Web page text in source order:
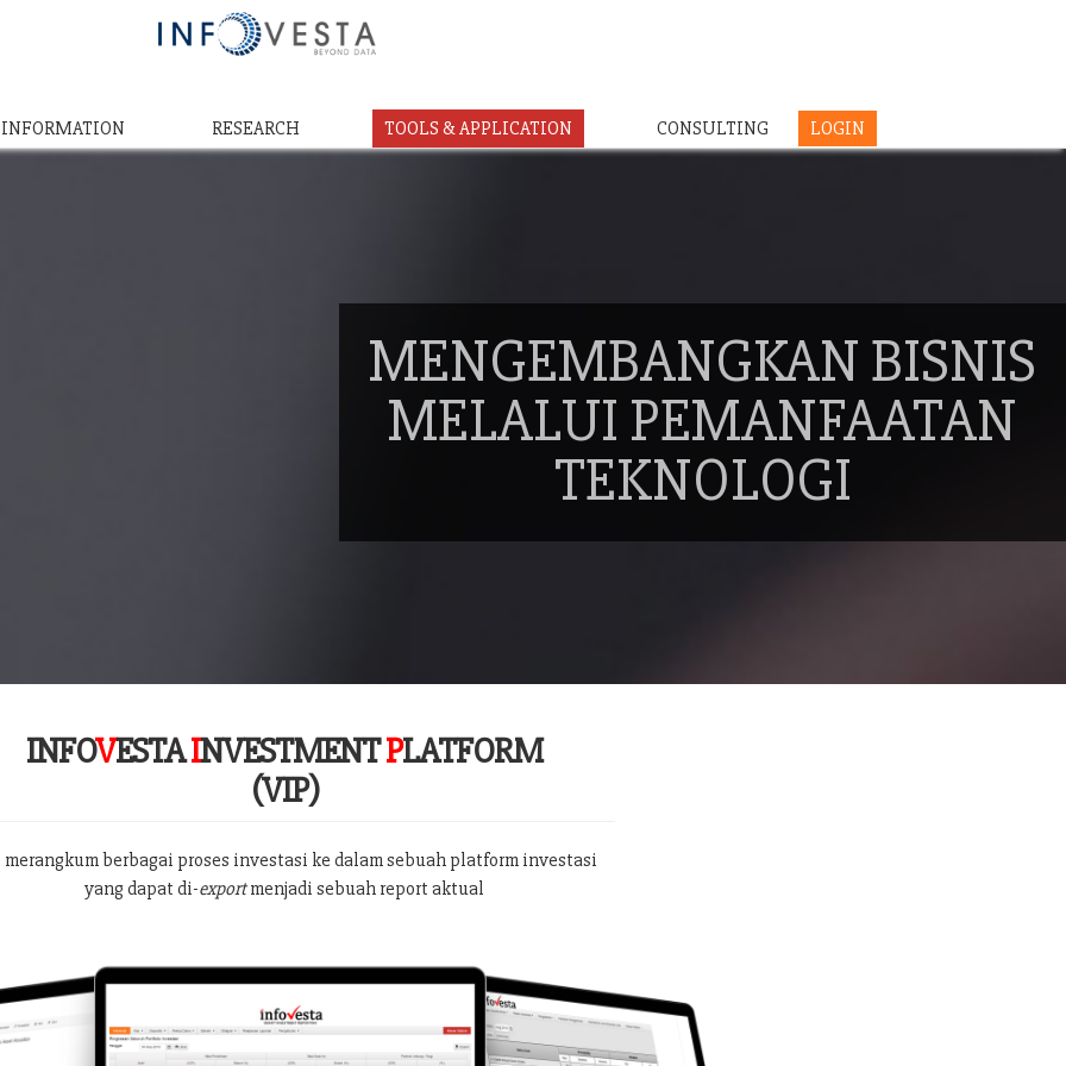
INFORMATION RESEARCH TOOLS & APPLICATION CONSULTING LOGIN
MENGEMBANGKAN BISNIS
MELALUI PEMANFAATAN
TEKNOLOGI
INFOVESTAINVESTMENTPLATFORM
(VIP)
merangkum berbagai proses investasi ke dalam sebuah platform investasi
yang dapat di-exportmenjadi sebuah report aktual